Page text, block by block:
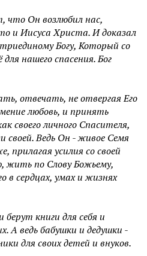
что Он возлюбил нас,
и Иисуса Христа. И доказал
Богу, Который со
нашего спасения. Бог
отвечать, не отвергая Его
любовь, и принять
своего личного Спасителя,
своей. Ведь Он - живое Семя
прилагая усилия со своей
жить по Слову Божьему,
в сердцах, умах и жизнях
книги для себя и
А ведь бабушки и дедушки -
для своих детей и внуков.